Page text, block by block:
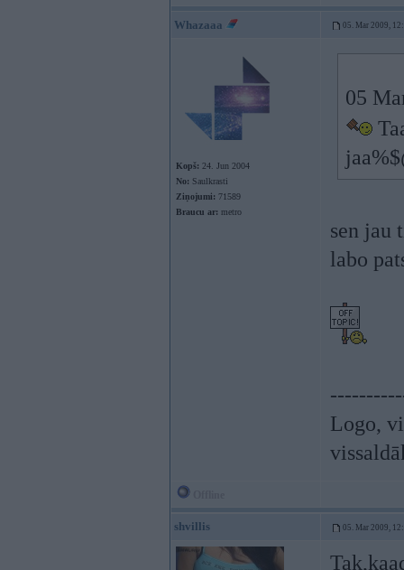
Whazaaa 05. Mar 2009,
Kopš: 24. Jun 2004
No: Saulkrasti
Ziņojumi: 71589
Braucu ar: metro
05
sen jau
labo
Logo,
shvillis 05. Mar 2009,